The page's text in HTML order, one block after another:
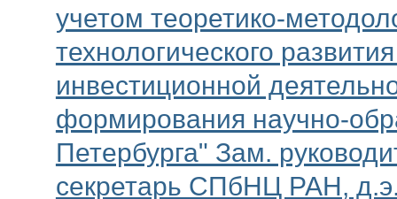
учетом теоретико-
технологического
инвестиционной
формирования научно-
Петербурга" Зам.
секретарь СПбНЦ РАН,